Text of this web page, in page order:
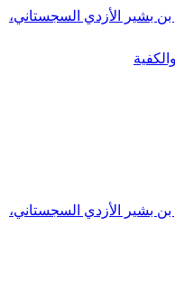
بشير الأزدي السجستاني،
بشير الأزدي السجستاني،